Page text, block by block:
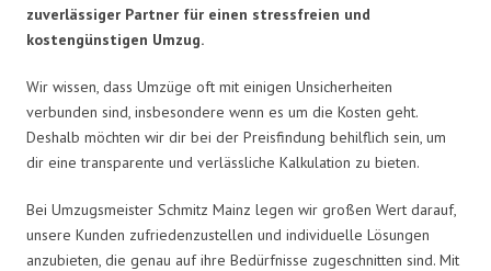
zuverlässiger Partner für einen stressfreien und
kostengünstigen Umzug.
Wir wissen, dass Umzüge oft mit einigen Unsicherheiten
verbunden sind, insbesondere wenn es um die Kosten geht.
Deshalb möchten wir dir bei der Preisfindung behilflich sein, um
dir eine transparente und verlässliche Kalkulation zu bieten.
Bei Umzugsmeister Schmitz Mainz legen wir großen Wert darauf,
unsere Kunden zufriedenzustellen und individuelle Lösungen
anzubieten, die genau auf ihre Bedürfnisse zugeschnitten sind. Mit